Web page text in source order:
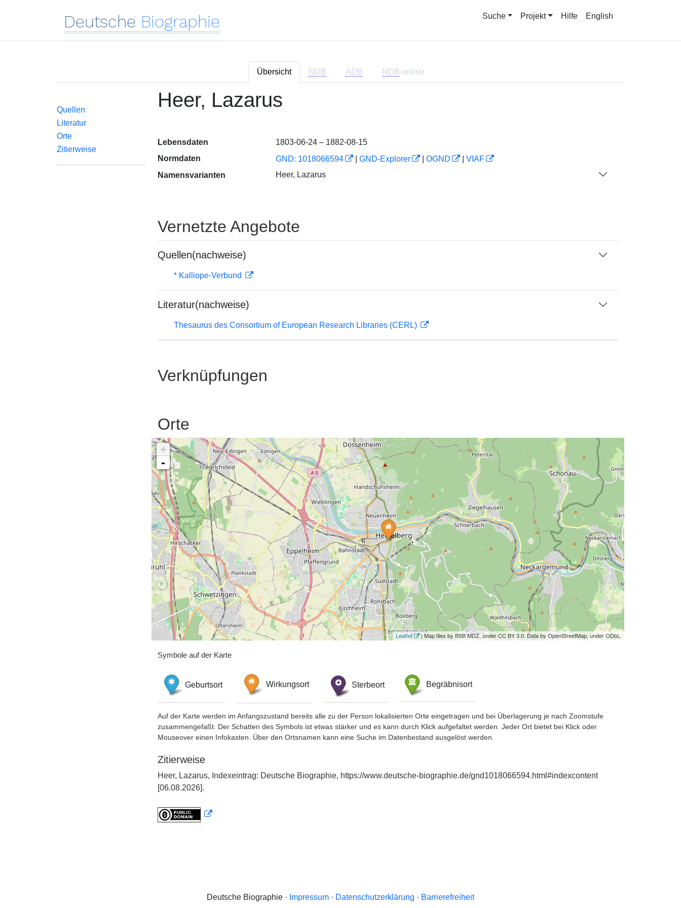
Deutsche Biographie Suche Projekt Hilfe English
Übersicht NDB ADB NDB-online
Quellen
Literatur
Orte
Zitierweise
Heer, Lazarus
Lebensdaten
1803-06-24 – 1882-08-15
Normdaten
GND: 1018066594 GND-Explorer OGND
VIAF
Namensvarianten
Heer, Lazarus
Vernetzte Angebote
Quellen(nachweise)
* Kalliope-Verbund
Literatur(nachweise)
Thesaurus des Consortium of European Research Libraries (CERL)
Verknüpfungen
Orte
+
-
Leaflet | Map tiles by BSB MDZ, under CC BY 3.0. Data by OpenStreetMap, under ODbL.
Symbole auf der Karte
Geburtsort Wirkungsort Sterbeort Begräbnisort
Auf der Karte werden im Anfangszustand bereits alle zu der Person lokalisierten Orte eingetragen und bei Überlagerung je nach Zoomstufe
zusammengefaßt. Der Schatten des Symbols ist etwas stärker und es kann durch Klick aufgefaltet werden. Jeder Ort bietet bei Klick oder
Mouseover einen Infokasten. Über den Ortsnamen kann eine Suche im Datenbestand ausgelöst werden.
Zitierweise
Heer, Lazarus, Indexeintrag: Deutsche Biographie, https://www.deutsche-biographie.de/gnd1018066594.html#indexcontent
[06.08.2026].
Deutsche Biographie · Impressum · Datenschutzerklärung · Barrierefreiheit